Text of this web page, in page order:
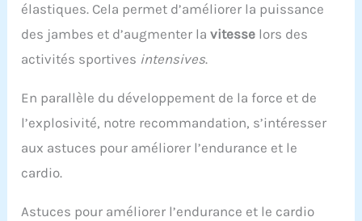
élastiques. Cela permet d’améliorer la puissance
des jambes et d’augmenter lavitesse lors des
activités sportives intensives.
En parallèle du développement de la force et de
l’explosivité, notre recommandation, s’intéresser
aux astuces pour améliorer l’endurance et le
cardio.
Astuces pour améliorer l’endurance et le cardio